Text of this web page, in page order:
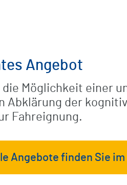
Angebot
die Möglichkeit einer
Abklärung der
Fahreignung.
Angebote finden Sie im